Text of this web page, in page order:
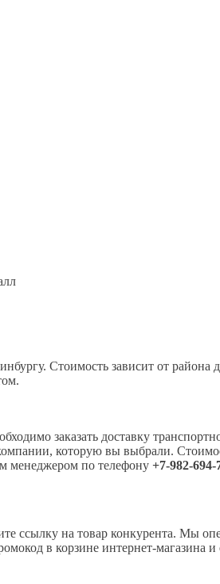
Стоимость зависит от района
заказать доставку
которую вы выбрали.
менеджером по телефону +7-982-694-
ссылку на товар конкурента. Мы
в корзине интернет-